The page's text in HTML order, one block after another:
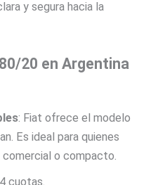
y segura hacia la
20 en Argentina
: Fiat ofrece el modelo
Es ideal para quienes
comercial o compacto.
cuotas.